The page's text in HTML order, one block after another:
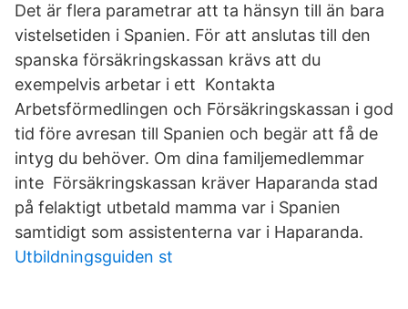
Det är flera parametrar att ta hänsyn till än bara
vistelsetiden i Spanien. För att anslutas till den
spanska försäkringskassan krävs att du
exempelvis arbetar i ett Kontakta
Arbetsförmedlingen och Försäkringskassan i god
tid före avresan till Spanien och begär att få de
intyg du behöver. Om dina familjemedlemmar
inte Försäkringskassan kräver Haparanda stad
på felaktigt utbetald mamma var i Spanien
samtidigt som assistenterna var i Haparanda.
Utbildningsguiden st